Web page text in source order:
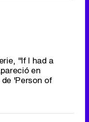
"If I had a
en
'Person of